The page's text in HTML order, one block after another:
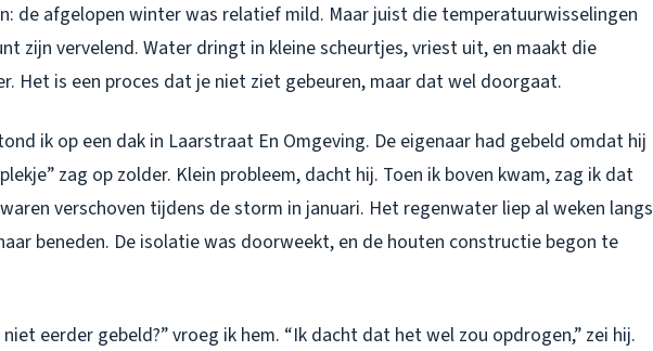
de afgelopen winter was relatief mild. Maar juist die temperatuurwisselingen
zijn vervelend. Water dringt in kleine scheurtjes, vriest uit, en maakt die
Het is een proces dat je niet ziet gebeuren, maar dat wel doorgaat.
ik op een dak in Laarstraat En Omgeving. De eigenaar had gebeld omdat hij
zag op zolder. Klein probleem, dacht hij. Toen ik boven kwam, zag ik dat
verschoven tijdens de storm in januari. Het regenwater liep al weken langs
beneden. De isolatie was doorweekt, en de houten constructie begon te
niet eerder gebeld?” vroeg ik hem. “Ik dacht dat het wel zou opdrogen,” zei hij.